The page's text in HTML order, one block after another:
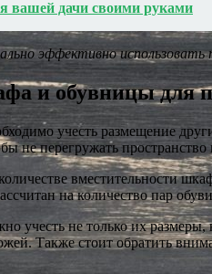
вашей дачи своими руками
эффективно
и обувницы для
учесть размещение
не перегружать
вместительности
на количество пар
учесть не только их
Также стоит обратить